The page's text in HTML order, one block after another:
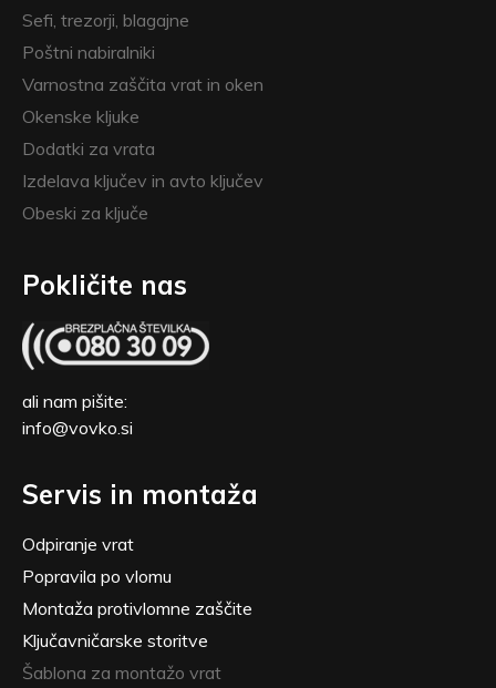
Sefi, trezorji, blagajne
Poštni nabiralniki
Varnostna zaščita vrat in oken
Okenske kljuke
Dodatki za vrata
Izdelava ključev in avto ključev
Obeski za ključe
Pokličite nas
ali nam pišite:
info@vovko.si
Servis in montaža
Odpiranje vrat
Popravila po vlomu
Montaža protivlomne zaščite
Ključavničarske storitve
Šablona za montažo vrat